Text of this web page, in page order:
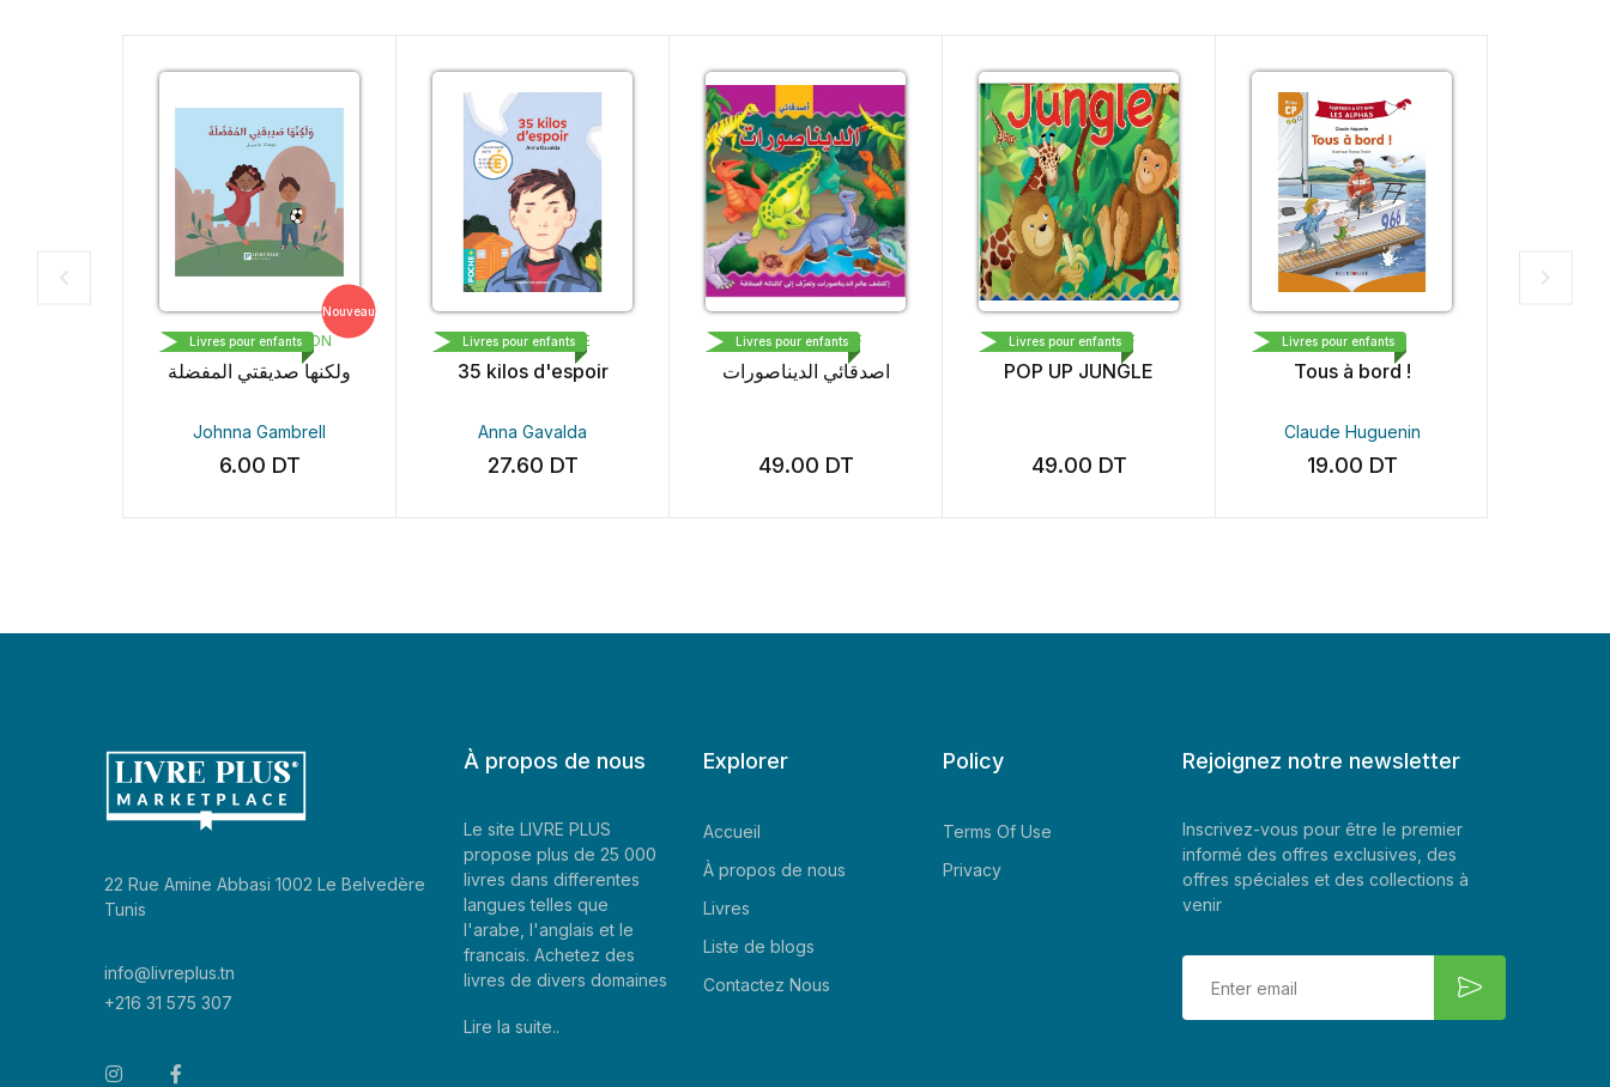
LIVRE PLUS EDITION
ولكنها صديقتي المفضلة
Johnna Gambrell
6.00 DT
Nouveau
Livres pour enfants BAYARD PRESSE
35 kilos d'espoir
Anna Gavalda
27.60 DT
Livres pour enfants DAR AL MAAREF
اصدقائي الديناصورات
49.00 DT
Livres pour enfants DAR AL MAAREF
POP UP JUNGLE
49.00 DT
Livres pour enfants RÉCRÉALIRE
Tous à bord !
Claude Huguenin
19.00 DT
Livres pour enfants
22 Rue Amine Abbasi 1002 Le Belvedère
Tunis
info@livreplus.tn
+216 31 575 307
À propos de nous
Le site LIVRE PLUS
propose plus de 25 000
livres dans differentes
langues telles que
l'arabe, l'anglais et le
francais. Achetez des
livres de divers domaines
Lire la suite..
Explorer
Accueil
À propos de nous
Livres
Liste de blogs
Contactez Nous
Policy
Terms Of Use
Privacy
Rejoignez notre newsletter
Inscrivez-vous pour être le premier
informé des offres exclusives, des
offres spéciales et des collections à
venir